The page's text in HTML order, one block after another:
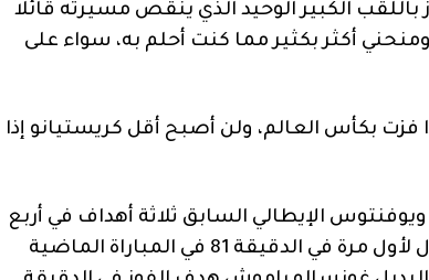
الكبير الوحيد الذي ينقص مسيرته قائلا
أكثر بكثير مما كنت أحلم به، سواء على
بكأس العالم، ولن أصبح أقل كريستيانو إذا
الإيطالي السابق ثلاثة أهداف في أربع
مباريات خاضها ضمن مونديال أميركا الشمالية، لكنه استُبدل لأول مرة في الدقيقة 81 في المباراة الماضية